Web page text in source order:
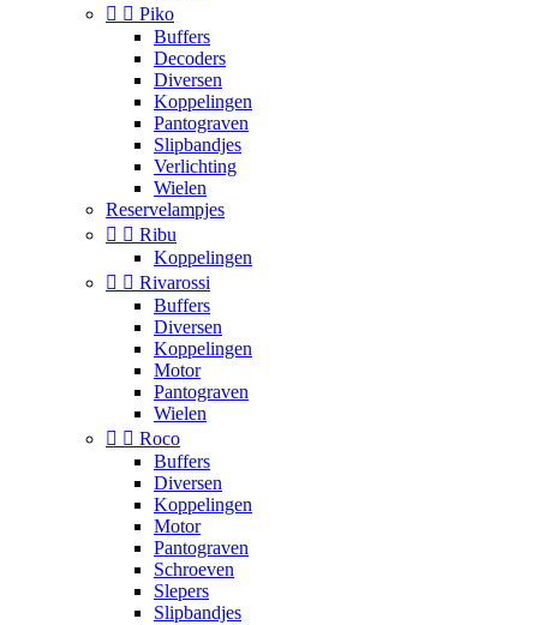
  Piko
Buffers
Decoders
Diversen
Koppelingen
Pantograven
Slipbandjes
Verlichting
Wielen
Reservelampjes
  Ribu
Koppelingen
  Rivarossi
Buffers
Diversen
Koppelingen
Motor
Pantograven
Wielen
  Roco
Buffers
Diversen
Koppelingen
Motor
Pantograven
Schroeven
Slepers
Slipbandjes